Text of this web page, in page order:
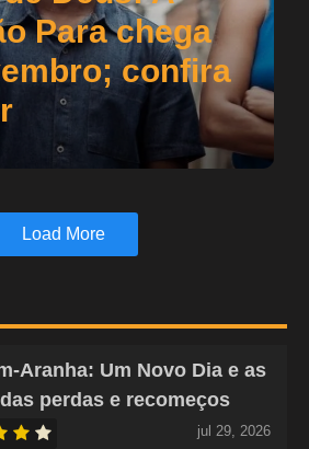
Para chega
confira
Load More
Aranha: Um Novo Dia e as
perdas e recomeços
jul 29, 2026